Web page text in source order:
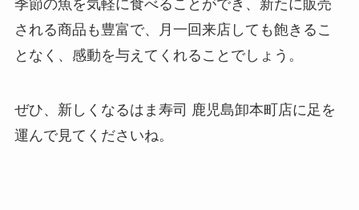
季節の魚を気軽に食べることができ、新たに販売
される商品も豊富で、月一回来店しても飽きるこ
となく、感動を与えてくれることでしょう。
ぜひ、新しくなるはま寿司 鹿児島卸本町店に足を
運んで見てくださいね。